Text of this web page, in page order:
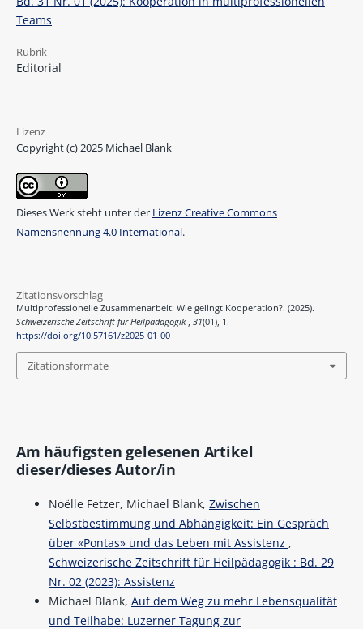
Teams
Rubrik
Editorial
Lizenz
Copyright (c) 2025 Michael Blank
Dieses Werk steht unter der Lizenz Creative Commons
Namensnennung 4.0 International.
Zitationsvorschlag
Multiprofessionelle Zusammenarbeit: Wie gelingt Kooperation?. (2025).
Schweizerische Zeitschrift für Heilpädagogik , 31(01), 1.
https://doi.org/10.57161/z2025-01-00
Zitationsformate
Am häufigsten gelesenen Artikel
dieser/dieses Autor/in
Noëlle Fetzer, Michael Blank, Zwischen
Selbstbestimmung und Abhängigkeit: Ein Gespräch
über «Pontas» und das Leben mit Assistenz ,
Schweizerische Zeitschrift für Heilpädagogik : Bd. 29
Nr. 02 (2023): Assistenz
Michael Blank, Auf dem Weg zu mehr Lebensqualität
und Teilhabe: Luzerner Tagung zur